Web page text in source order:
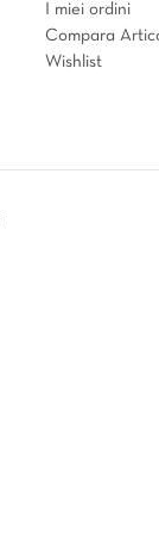
I miei ordini
Compara
Wishlist